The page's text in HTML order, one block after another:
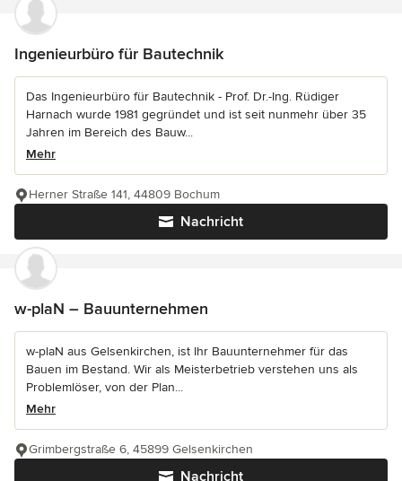
Ingenieurbüro für Bautechnik
Das Ingenieurbüro für Bautechnik - Prof. Dr.-Ing. Rüdiger
Harnach wurde 1981 gegründet und ist seit nunmehr über 35
Jahren im Bereich des Bauw...
Mehr
Nachricht
Herner Straße 141, 44809 Bochum
w-plaN – Bauunternehmen
w-plaN aus Gelsenkirchen, ist Ihr Bauunternehmer für das
Bauen im Bestand. Wir als Meisterbetrieb verstehen uns als
Problemlöser, von der Plan...
Mehr
Nachricht
Grimbergstraße 6, 45899 Gelsenkirchen